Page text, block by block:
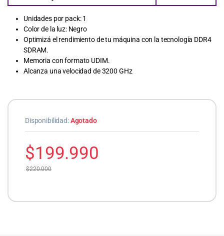
Unidades por pack: 1
Color de la luz: Negro
Optimizá el rendimiento de tu máquina con la tecnología DDR4
SDRAM.
Memoria con formato UDIM.
Alcanza una velocidad de 3200 GHz
Disponibilidad:Agotado
$199.990
$220.000